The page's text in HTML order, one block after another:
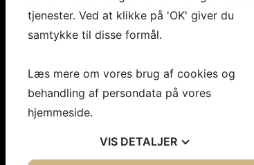
tjenester. Ved at klikke på 'OK' giver du
samtykke til disse formål.
Læs mere om vores brug af cookies og
behandling af persondata på vores
hjemmeside.
VIS DETALJER